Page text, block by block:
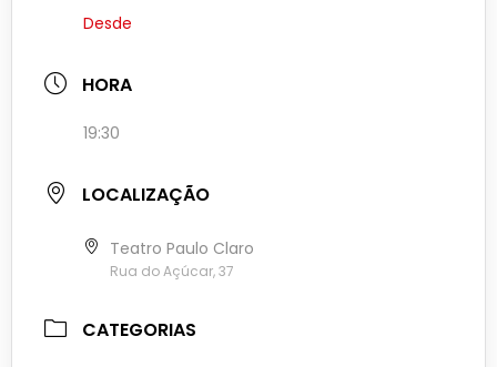
Desde
HORA
19:30
LOCALIZAÇÃO
Teatro Paulo Claro
Rua do Açúcar, 37
CATEGORIAS